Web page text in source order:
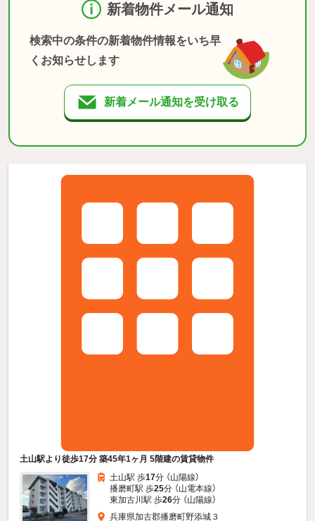
新着物件メール通知
検索中の条件の新着物件情報をいち早
くお知らせします
新着メール通知を受け取る
土山駅より徒歩17分 築45年1ヶ月 5階建の賃貸物件
土山駅 歩17分 （山陽線）
播磨町駅 歩25分 （山電本線）
東加古川駅 歩26分 （山陽線）
兵庫県加古郡播磨町野添城３